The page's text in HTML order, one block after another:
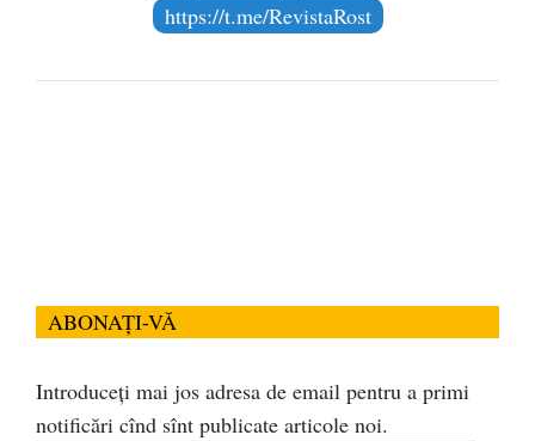
https://t.me/RevistaRost
ABONAȚI-VĂ
Introduceți mai jos adresa de email pentru a primi
notificări cînd sînt publicate articole noi.